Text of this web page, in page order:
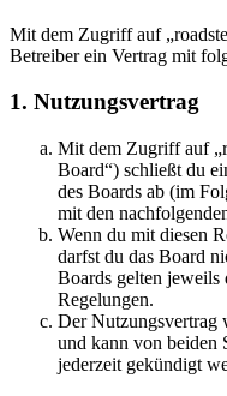
Mit dem Zugriff auf
Betreiber ein Vertrag mit
1. Nutzungsvertrag
Mit dem Zugriff auf
Board“) schließt du
des Boards ab (im
mit den
Wenn du mit diesen
darfst du das Board
Boards gelten jeweils
Regelungen.
Der Nutzungsvertrag
und kann von beiden
jederzeit gekündigt